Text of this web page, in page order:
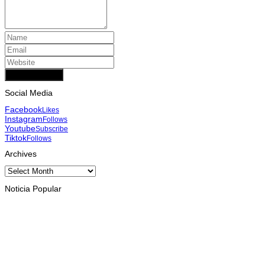
Social Media
FacebookLikes
InstagramFollows
YoutubeSubscribe
TiktokFollows
Archives
Archives
Noticia Popular